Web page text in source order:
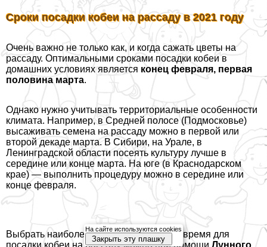
Сроки посадки кобеи на рассаду в 2021 году
Очень важно не только как, и когда сажать цветы на
рассаду. Оптимальными сроками посадки кобеи в
домашних условиях является конец февраля, первая
половина марта.
Однако нужно учитывать территориальные особенности
климата. Например, в Средней полосе (Подмосковье)
высаживать семена на рассаду можно в первой или
второй декаде марта. В Сибири, на Урале, в
Ленинградской области посеять культуру лучше в
середине или конце марта. На юге (в Краснодарском
крае) — выполнить процедуру можно в середине или
конце февраля.
Выбрать наиболее точное подходящее время для
посадки кобеи на рассаду можно при помощи Лунного
На сайте используются cookies
Закрыть эту плашку